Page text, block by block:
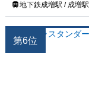
地下鉄成増駅 / 成増駅
第6位